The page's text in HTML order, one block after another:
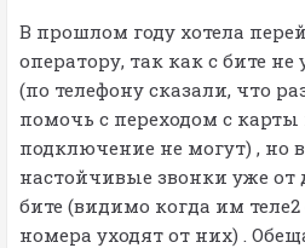
В прошлом году хотела
оператору, так как с бите не
(по телефону сказали, что
помочь с переходом с
подключение не могут) , но
настойчивые звонки уже от
бите (видимо когда им
номера уходят от них) .